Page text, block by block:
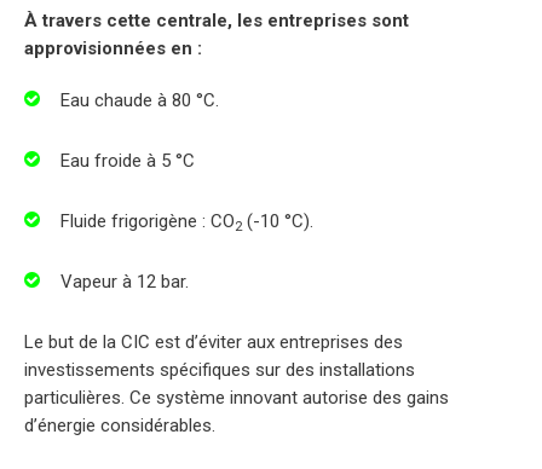
À travers cette centrale, les entreprises sont
approvisionnées en :
Eau chaude à 80 °C.
Eau froide à 5 °C
Fluide frigorigène : CO2 (-10 °C).
Vapeur à 12 bar.
Le but de la CIC est d’éviter aux entreprises des
investissements spécifiques sur des installations
particulières. Ce système innovant autorise des gains
d’énergie considérables.